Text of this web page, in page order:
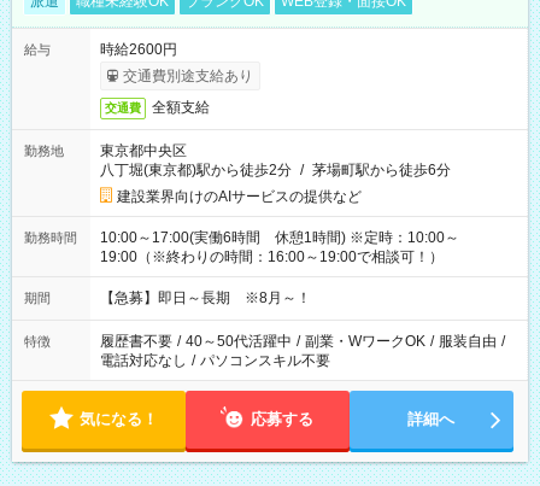
給与
時給2600円
交通費別途支給あり
交通費 全額支給
勤務地
東京都中央区
八丁堀(東京都)駅から徒歩2分 / 茅場町駅から徒歩6分
建設業界向けのAIサービスの提供など
勤務時間
10:00～17:00(実働6時間 休憩1時間) ※定時：10:00～
19:00（※終わりの時間：16:00～19:00で相談可！）
期間 【急募】即日～長期 ※8月～！
特徴 履歴書不要 / 40～50代活躍中 / 副業・WワークOK / 服装自由 /
電話対応なし / パソコンスキル不要
気になる！ 応募する 詳細へ